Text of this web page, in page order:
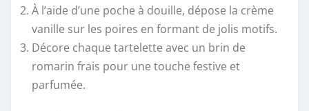
À l’aide d’une poche à douille, dépose la crème
vanille sur les poires en formant de jolis motifs.
Décore chaque tartelette avec un brin de
romarin frais pour une touche festive et
parfumée.